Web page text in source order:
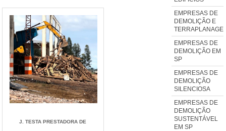
J. TESTA PRESTADORA DE
EMPRESAS DE
DEMOLIÇÃO E
EMPRESAS DE
DEMOLIÇÃO EM
SP
EMPRESAS DE
DEMOLIÇÃO
SILENCIOSA
EMPRESAS DE
DEMOLIÇÃO
SUSTENTÁVEL
EM SP